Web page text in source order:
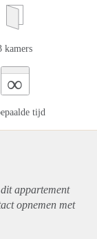
kamers
∞
tijd
appartement
opnemen met